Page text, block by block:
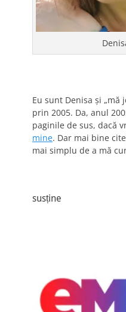
Eu sunt Denisa și „mă
prin 2005. Da, anul
paginile de sus, dacă
mine. Dar mai bine
mai simplu de a mă
susține